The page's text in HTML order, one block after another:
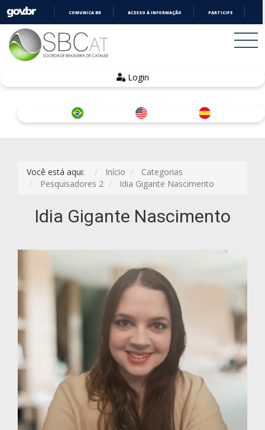
COMUNICA BR ACESSO À INFORMAÇÃO PARTICIPE
Login
Você está aqui: Início
Categorias
Pesquisadores 2
Idia Gigante Nascimento
Idia Gigante Nascimento